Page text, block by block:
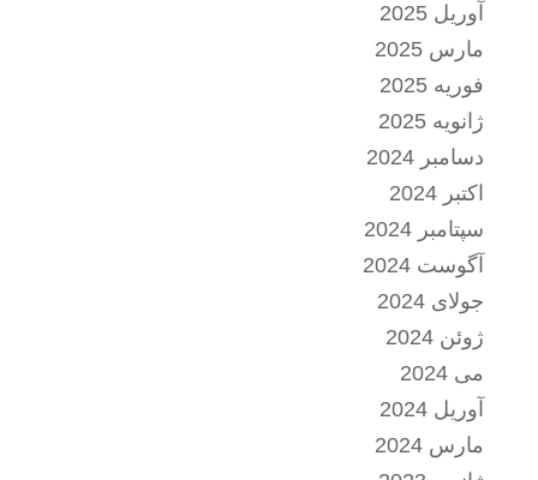
آوریل 2025
مارس 2025
فوریه 2025
ژانویه 2025
دسامبر 2024
اکتبر 2024
سپتامبر 2024
آگوست 2024
جولای 2024
ژوئن 2024
می 2024
آوریل 2024
مارس 2024